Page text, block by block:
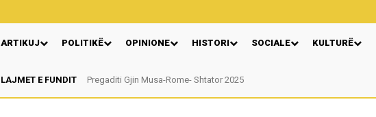
ARTIKUJ POLITIKË OPINIONE HISTORI SOCIALE KULTURË
LAJMET E FUNDIT Pregaditi Gjin Musa-Rome- Shtator 2025
Nga: Ndue Dedaj